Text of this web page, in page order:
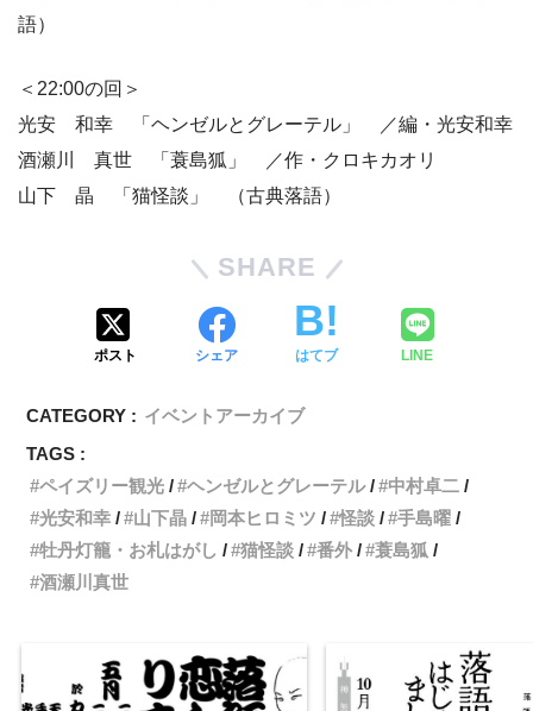
語）
＜22:00の回＞
光安 和幸 「ヘンゼルとグレーテル」 ／編・光安和幸
酒瀬川 真世 「蓑島狐」 ／作・クロキカオリ
山下 晶 「猫怪談」 （古典落語）
SHARE
ポスト シェア はてブ LINE
CATEGORY : イベントアーカイブ
TAGS :
ペイズリー観光
ヘンゼルとグレーテル
中村卓二
光安和幸
山下晶 岡本ヒロミツ 怪談
手島曜
牡丹灯籠・お札はがし
猫怪談 番外
蓑島狐
酒瀬川真世